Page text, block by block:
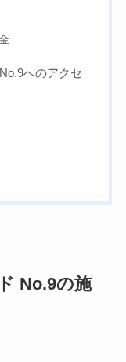
へのアクセ
No.9の施